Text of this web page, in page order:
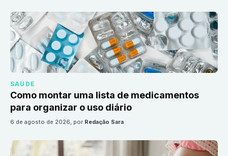
SAÚDE
Como montar uma lista de medicamentos
para organizar o uso diário
6 de agosto de 2026, por Redação Sara